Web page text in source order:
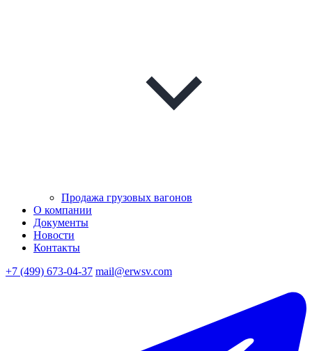
Продажа грузовых вагонов
О компании
Документы
Новости
Контакты
+7 (499) 673-04-37 mail@erwsv.com